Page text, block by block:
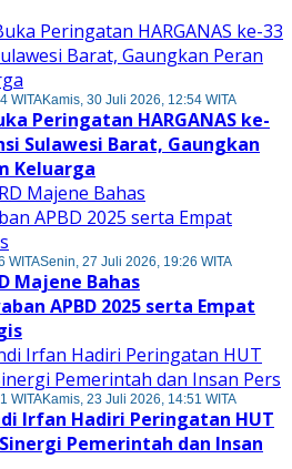
WITAKamis, 30 Juli 2026, 12:54 WITA
Peringatan HARGANAS ke-
Sulawesi Barat, Gaungkan
Keluarga
WITASenin, 27 Juli 2026, 19:26 WITA
Majene Bahas
APBD 2025 serta Empat
WITAKamis, 23 Juli 2026, 14:51 WITA
Irfan Hadiri Peringatan HUT
Pemerintah dan Insan